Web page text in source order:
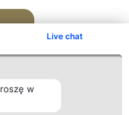
Live chat
w